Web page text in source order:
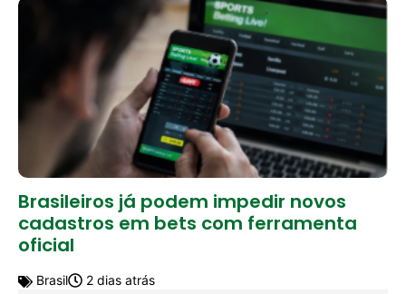
Brasileiros já podem impedir novos
cadastros em bets com ferramenta
oficial
Brasil 2 dias atrás